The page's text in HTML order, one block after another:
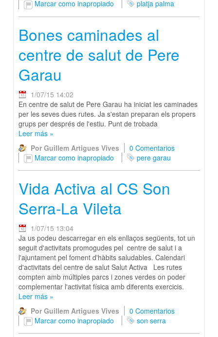
Marcar como inapropiado
platja palma
Bones caminades al
centre de salut de Pere
Garau
1/07/15 14:02
En centre de salut de Pere Garau ha iniciat les caminades
per les seves dues rutes. Ja s'estan preparan els propers
grups per després de l'estiu. Punt de trobada
Leer más »
Por Guillem Artigues Vives
0 Comentarios
Marcar como inapropiado
pere garau
Vida Activa al CS Son
Serra-La Vileta
1/07/15 13:04
Ja us podeu descarregar en els enllaços següents, tot un
seguit d'activitats promogudes pel centre de salut i a
l'ajuntament pel foment d'hàbits saludables. Calendari
d'activitats del centre de salut Salut Activa Les rutes
compten amb múltiples parcs i zones verdes on poder
complementar l'activitat física amb diferents exercicis.
Leer más »
Por Guillem Artigues Vives
0 Comentarios
Marcar como inapropiado
son serra